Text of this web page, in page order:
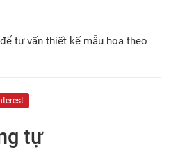
để tư vấn thiết kế mẫu hoa theo
tự